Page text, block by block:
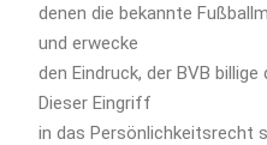
denen die bekannte
und erwecke
den Eindruck, der BVB
Dieser Eingriff
in das Persönlichkeitsrecht